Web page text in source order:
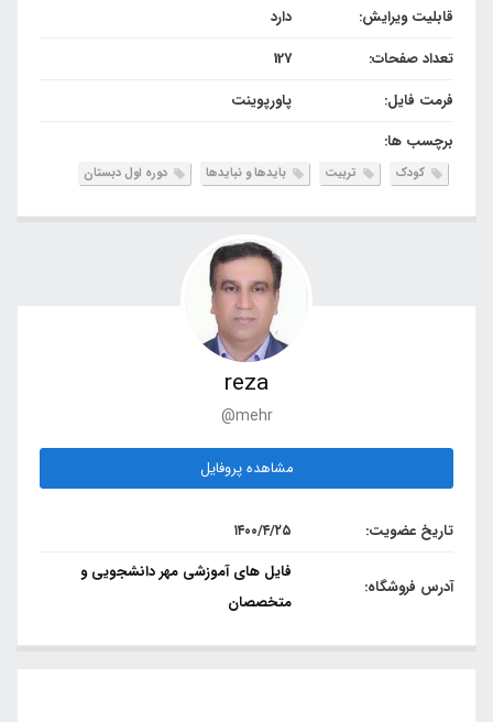
قابلیت ویرایش:
دارد
تعداد صفحات:
127
فرمت فایل:
پاورپوینت
برچسب ها:
کودک تربیت بایدها و نبایدها دوره اول دبستان
reza
@mehr
مشاهده پروفایل
تاریخ عضویت: ۱۴۰۰/۴/۲۵
آدرس فروشگاه:
فایل های آموزشی مهر دانشجویی و
متخصصان